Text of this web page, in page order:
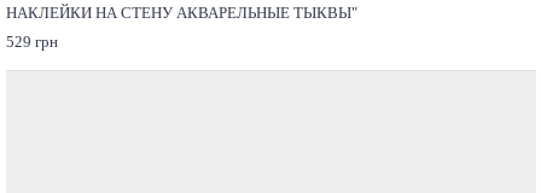
НАКЛЕЙКИ НА СТЕНУ АКВАРЕЛЬНЫЕ ТЫКВЫ"
529 грн